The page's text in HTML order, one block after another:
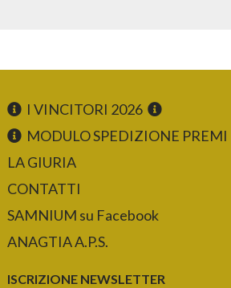
I VINCITORI 2026
MODULO SPEDIZIONE
LA GIURIA
CONTATTI
SAMNIUM su Facebook
ANAGTIA A.P.S.
ISCRIZIONE NEWSLETTER